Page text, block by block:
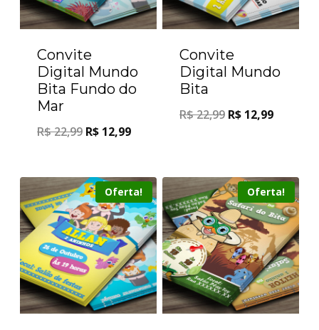
Convite
Digital Mundo
Bita Fundo do
Mar
R$22,99 R$ 12,99
Convite
Digital Mundo
Bita
R$22,99 R$ 12,99
Oferta! Oferta!